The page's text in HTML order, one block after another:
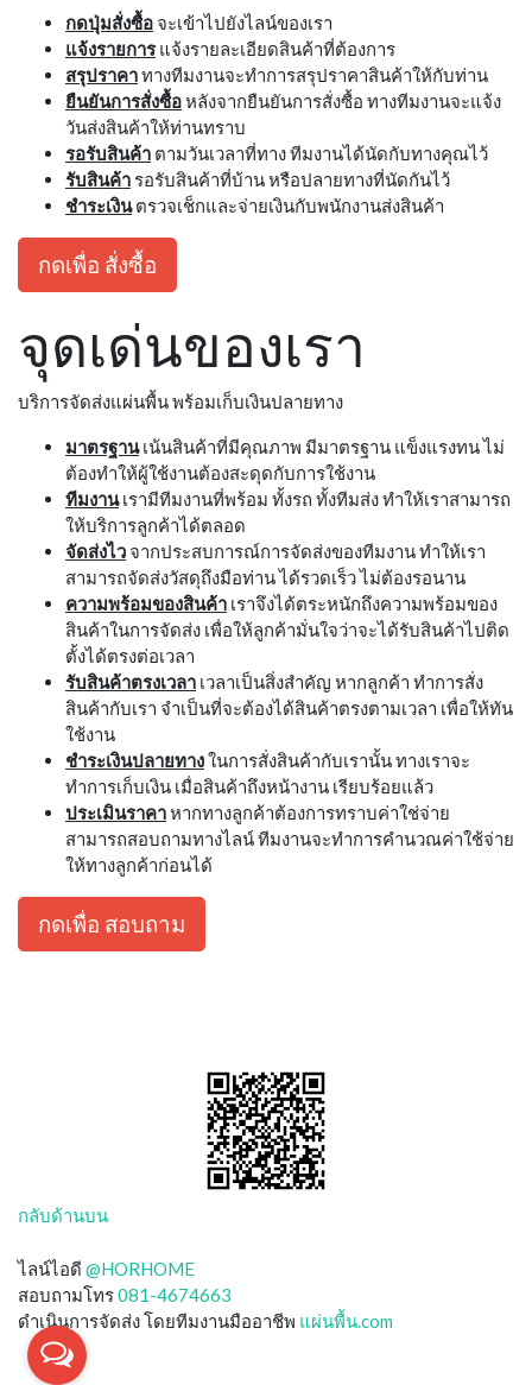
กดปุ่มสั่งซื้อ จะเข้าไปยังไลน์ของเรา
แจ้งรายการแจ้งรายละเอียดสินค้าที่ต้องการ
สรุปราคาทางทีมงานจะทำการสรุปราคาสินค้าให้กับท่าน
ยืนยันการสั่งซื้อหลังจากยืนยันการสั่งซื้อ ทางทีมงานจะแจ้ง
วันส่งสินค้าให้ท่านทราบ
รอรับสินค้า ตามวันเวลาที่ทาง ทีมงานได้นัดกับทางคุณไว้
รับสินค้า รอรับสินค้าที่บ้าน หรือปลายทางที่นัดกันไว้
ชำระเงินตรวจเช็กและจ่ายเงินกับพนักงานส่งสินค้า
กดเพื่อ สั่งซื้อ
จุดเด่นของเรา
บริการจัดส่งแผ่นพื้น พร้อมเก็บเงินปลายทาง
มาตรฐานเน้นสินค้าที่มีคุณภาพ มีมาตรฐาน แข็งแรงทน ไม่
ต้องทำให้ผู้ใช้งานต้องสะดุดกับการใช้งาน
ทีมงานเรามีทีมงานที่พร้อม ทั้งรถ ทั้งทีมส่ง ทำให้เราสามารถ
ให้บริการลูกค้าได้ตลอด
จัดส่งไว จากประสบการณ์การจัดส่งของทีมงาน ทำให้เรา
สามารถจัดส่งวัสดุถึงมือท่าน ได้รวดเร็ว ไม่ต้องรอนาน
ความพร้อมของสินค้า เราจึงได้ตระหนักถึงความพร้อมของ
สินค้าในการจัดส่ง เพื่อให้ลูกค้ามั่นใจว่าจะได้รับสินค้าไปติด
ตั้งได้ตรงต่อเวลา
รับสินค้าตรงเวลา เวลาเป็นสิ่งสำคัญ หากลูกค้า ทำการสั่ง
สินค้ากับเรา จำเป็นที่จะต้องได้สินค้าตรงตามเวลา เพื่อให้ทัน
ใช้งาน
ชำระเงินปลายทางในการสั่งสินค้ากับเรานั้น ทางเราจะ
ทำการเก็บเงิน เมื่อสินค้าถึงหน้างาน เรียบร้อยแล้ว
ประเมินราคาหากทางลูกค้าต้องการทราบค่าใช่จ่าย
สามารถสอบถามทางไลน์ ทีมงานจะทำการคำนวณค่าใช้จ่าย
ให้ทางลูกค้าก่อนได้
กดเพื่อ สอบถาม
กลับด้านบน
ไลน์ไอดี @HORHOME
สอบถามโทร081-4674663
ดำเนินการจัดส่ง โดยทีมงานมืออาชีพ แผ่นพื้น.com